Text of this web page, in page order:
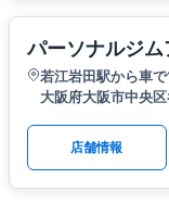
パーソナルジ
若江岩田駅から車
大阪府大阪市中央
店舗情報